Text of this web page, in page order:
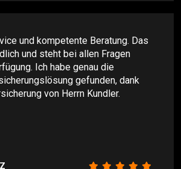
und kompetente Beratung. Das
und steht bei allen Fragen
Ich habe genau die
gefunden, dank
von Herrn Kundler.